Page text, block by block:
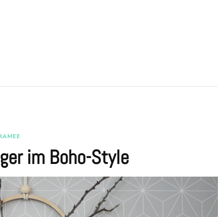
im Boho-Style